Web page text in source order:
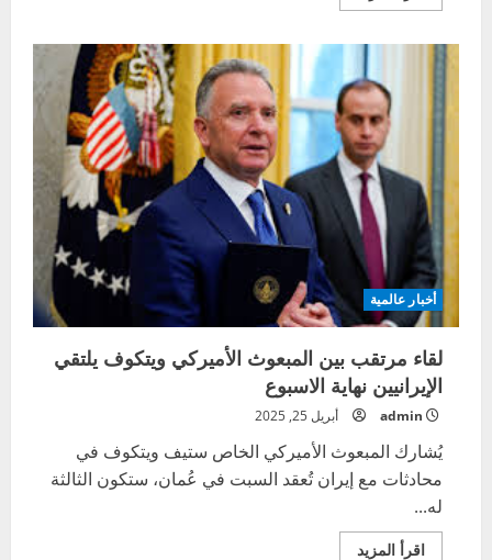
المزيد
الطالب
التونسي
‘فارس
خالد’
في
قلب
جنين
الفلسطينية
أخبار عالمية
لقاء مرتقب بين المبعوث الأميركي ويتكوف يلتقي
الإيرانيين نهاية الاسبوع
admin أبريل 25, 2025
يُشارك المبعوث الأميركي الخاص ستيف ويتكوف في
محادثات مع إيران تُعقد السبت في عُمان، ستكون الثالثة
له...
اقرأ المزيداقرأ